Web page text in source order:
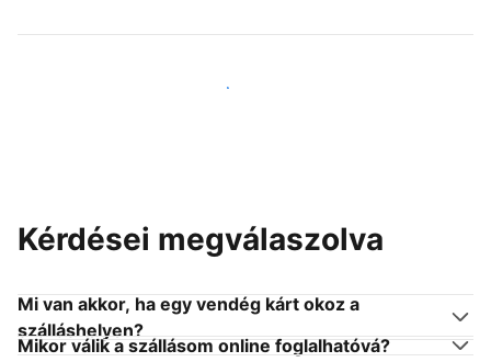
Csatlakozzon Önhöz hasonló szállásadókhoz
Kérdései megválaszolva
Mi van akkor, ha egy vendég kárt okoz a
szálláshelyen?
Mikor válik a szállásom online foglalhatóvá?